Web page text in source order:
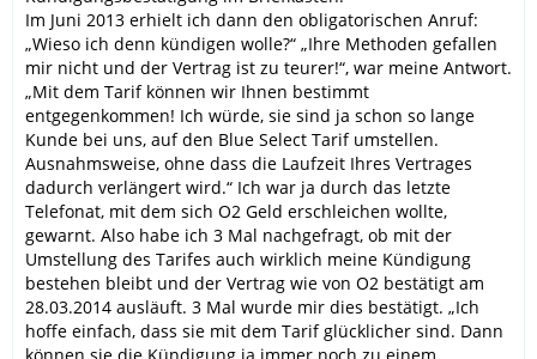
Im Juni 2013 erhielt ich dann den obligatorischen Anruf:
„Wieso ich denn kündigen wolle?“ „Ihre Methoden gefallen
mir nicht und der Vertrag ist zu teurer!“, war meine Antwort.
„Mit dem Tarif können wir Ihnen bestimmt
entgegenkommen! Ich würde, sie sind ja schon so lange
Kunde bei uns, auf den Blue Select Tarif umstellen.
Ausnahmsweise, ohne dass die Laufzeit Ihres Vertrages
dadurch verlängert wird.“ Ich war ja durch das letzte
Telefonat, mit dem sich O2 Geld erschleichen wollte,
gewarnt. Also habe ich 3 Mal nachgefragt, ob mit der
Umstellung des Tarifes auch wirklich meine Kündigung
bestehen bleibt und der Vertrag wie von O2 bestätigt am
28.03.2014 ausläuft. 3 Mal wurde mir dies bestätigt. „Ich
hoffe einfach, dass sie mit dem Tarif glücklicher sind. Dann